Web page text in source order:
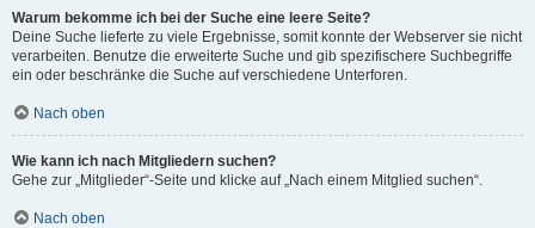
Warum bekomme ich bei der Suche eine leere Seite?
Deine Suche lieferte zu viele Ergebnisse, somit konnte der Webserver sie nicht
verarbeiten. Benutze die erweiterte Suche und gib spezifischere Suchbegriffe
ein oder beschränke die Suche auf verschiedene Unterforen.
Nach oben
Wie kann ich nach Mitgliedern suchen?
Gehe zur „Mitglieder“-Seite und klicke auf „Nach einem Mitglied suchen“.
Nach oben